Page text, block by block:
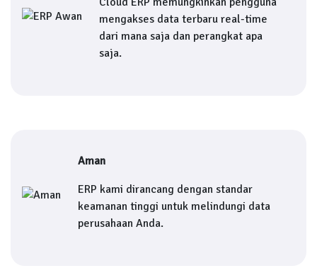
mengakses data terbaru real-time
dari mana saja dan perangkat apa
saja.
Aman
ERP kami dirancang dengan standar
keamanan tinggi untuk melindungi data
perusahaan Anda.